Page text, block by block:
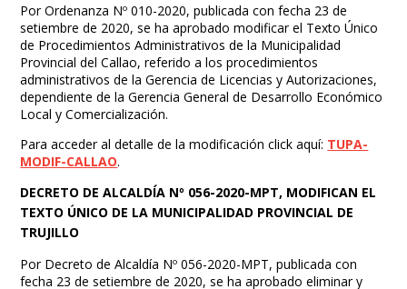
Por Ordenanza Nº 010-2020, publicada con fecha 23 de
setiembre de 2020, se ha aprobado modificar el Texto Único
de Procedimientos Administrativos de la Municipalidad
Provincial del Callao, referido a los procedimientos
administrativos de la Gerencia de Licencias y Autorizaciones,
dependiente de la Gerencia General de Desarrollo Económico
Local y Comercialización.
Para acceder al detalle de la modificación click aquí: TUPA-
MODIF-CALLAO.
DECRETO DE ALCALDÍA Nº 056-2020-MPT, MODIFICAN EL
TEXTO ÚNICO DE LA MUNICIPALIDAD PROVINCIAL DE
TRUJILLO
Por Decreto de Alcaldía Nº 056-2020-MPT, publicada con
fecha 23 de setiembre de 2020, se ha aprobado eliminar y